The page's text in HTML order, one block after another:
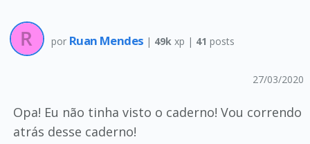
por Ruan Mendes | 49k xp | 41 posts
27/03/2020
Opa! Eu não tinha visto o caderno! Vou correndo
atrás desse caderno!